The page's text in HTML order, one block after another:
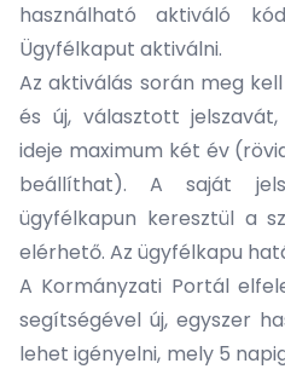
használható aktiváló
Ügyfélkaput aktiválni.
Az aktiválás során meg
és új, választott
ideje maximum két év
beállíthat). A saját
ügyfélkapun keresztül a
elérhető. Az ügyfélkapu
A Kormányzati Portál
segítségével új, egyszer
lehet igényelni, mely 5